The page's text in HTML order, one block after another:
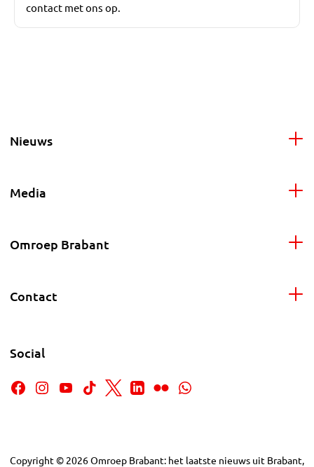
contact met ons op.
Nieuws
Media
Omroep Brabant
Contact
Social
Copyright © 2026Omroep Brabant: het laatste nieuws uit Brabant,